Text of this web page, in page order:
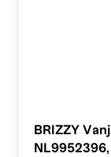
BRIZZY